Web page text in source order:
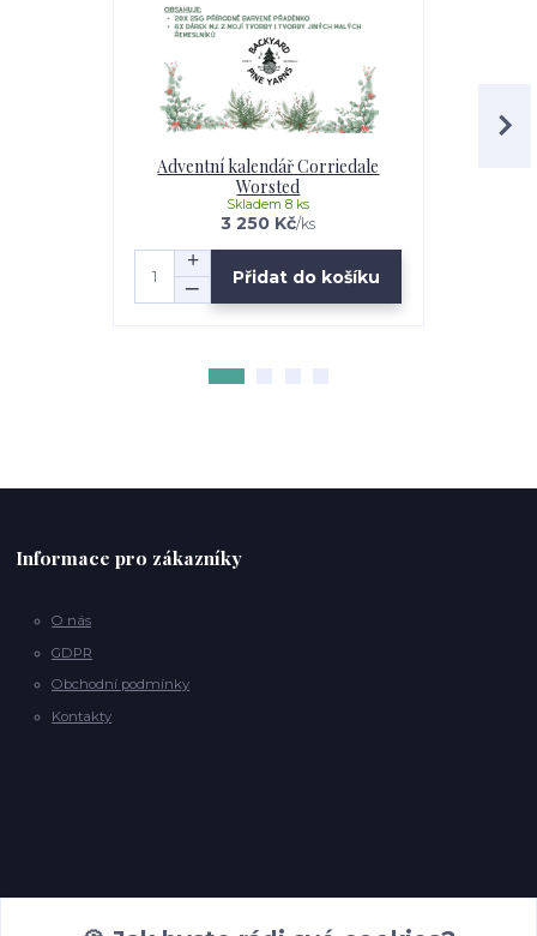
Adventní kalendář Corriedale
Worsted
3 250 Kč/ks
Skladem 8 ks
Přidat do košíku
Informace pro zákazníky
O nás
GDPR
Obchodní podmínky
Kontakty